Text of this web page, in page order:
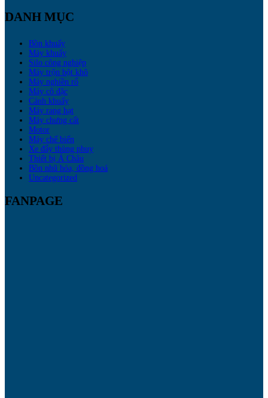
DANH MỤC
Bồn khuấy
Máy khuấy
Silo công nghiệp
Máy trộn bột khô
Máy nghiền rổ
Máy cô đặc
Cánh khuấy
Máy rang hạt
Máy chưng cất
Motor
Máy chế biến
Xe đẩy thùng phuy
Thiết bị Á Châu
Bồn nhũ hóa, đồng hoá
Uncategorized
FANPAGE